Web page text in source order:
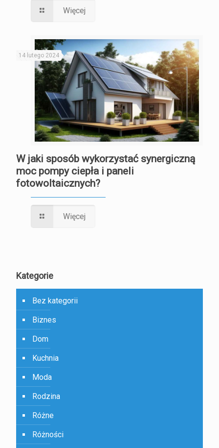
Więcej
14 lutego 2024
W jaki sposób wykorzystać synergiczną
moc pompy ciepła i paneli
fotowoltaicznych?
Więcej
Kategorie
Bez kategorii
Biznes
Dom
Kuchnia
Moda
Rodzina
Różne
Różności